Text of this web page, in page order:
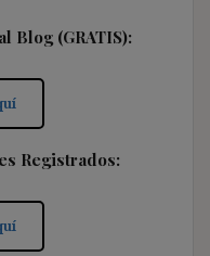
Blog (GRATIS):
Registrados: